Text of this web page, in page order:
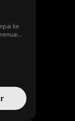
ke